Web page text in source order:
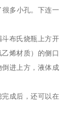
多小孔。下连一
布氏烧瓶上方开
烯材质）的侧口
进上方，液体成
成后，还可以在